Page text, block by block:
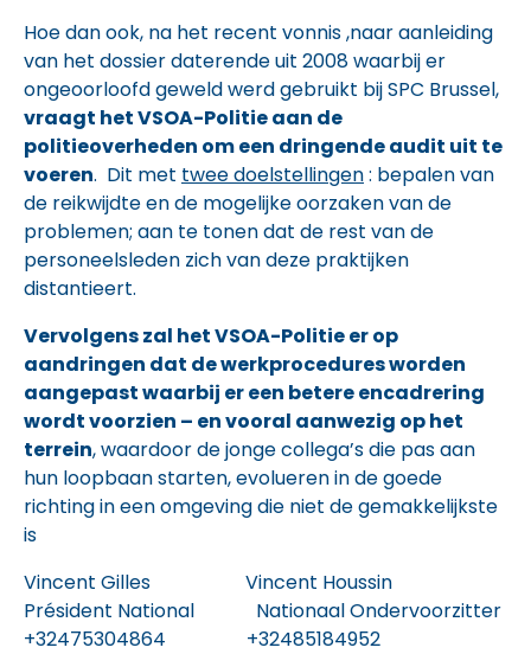
Hoe dan ook, na het recent vonnis ,naar aanleiding
van het dossier daterende uit 2008 waarbij er
ongeoorloofd geweld werd gebruikt bij SPC Brussel,
vraagt het VSOA-Politie aan de
politieoverheden om een dringende audit uit te
voeren. Dit met twee doelstellingen: bepalen van
de reikwijdte en de mogelijke oorzaken van de
problemen; aan te tonen dat de rest van de
personeelsleden zich van deze praktijken
distantieert.
Vervolgens zal het VSOA-Politie er op
aandringen dat de werkprocedures worden
aangepast waarbij er een betere encadrering
wordt voorzien – en vooral aanwezig op het
terrein, waardoor de jonge collega’s die pas aan
hun loopbaan starten, evolueren in de goede
richting in een omgeving die niet de gemakkelijkste
is
Vincent Gilles Vincent Houssin
Président National Nationaal Ondervoorzitter
+32475304864 +32485184952